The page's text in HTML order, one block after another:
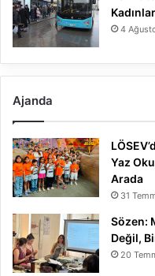
4
Ajanda
Yaz
Arada
31
Sözen:
Değil,
20